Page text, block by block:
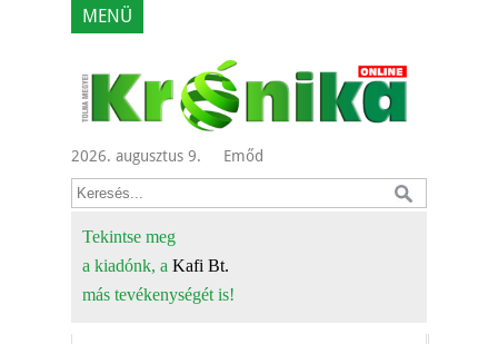
MENÜ
2026. augusztus 9. Emőd
Tekintse meg
a kiadónk, a Kafi Bt.
más tevékenységét is!